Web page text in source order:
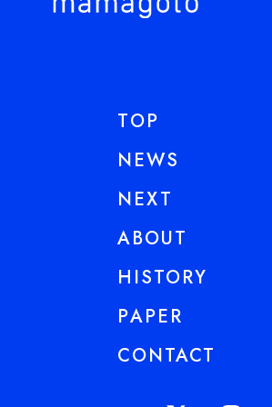
TOP
NEWS
NEXT
ABOUT
HISTORY
PAPER
CONTACT